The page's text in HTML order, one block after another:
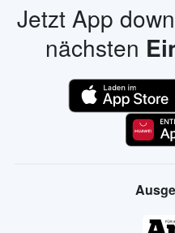
Jetzt App
nächsten